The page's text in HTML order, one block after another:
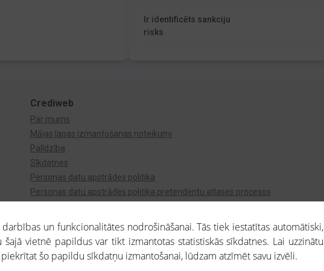
Ir identificēts sankciju
risks
Crediweb
Par mums
Mājas lapas izmantošanas noteikumi
Palīdzība
Sīkdatnes
Personas datu apstrādes politika
Personas datu apstrādes politika pretendentu atlases procesos
un funkcionalitātes nodrošināšanai. Tās tiek iestatītas automātiski,
vietnē papildus var tikt izmantotas statistiskās sīkdatnes. Lai uzzinātu
piekrītat šo papildu sīkdatņu izmantošanai, lūdzam atzīmēt savu izvēli.